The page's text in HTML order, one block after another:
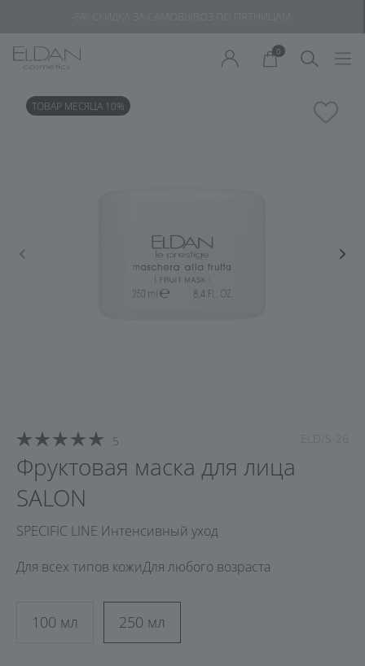
0
ТОВАР МЕСЯЦА 10%
5
Фруктовая маска для лица
SALON
SPECIFIC LINE Интенсивный уход
Для любого возраста
Для всех типов кожи
100 мл 250 мл